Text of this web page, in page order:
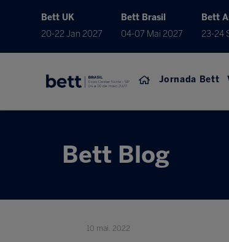
Bett UK
20-22 Jan 2027
Bett Brasil
04-07 Mai 2027
Bett
23-24
Jornada Bett
Bett Blog
10 mai. 2022